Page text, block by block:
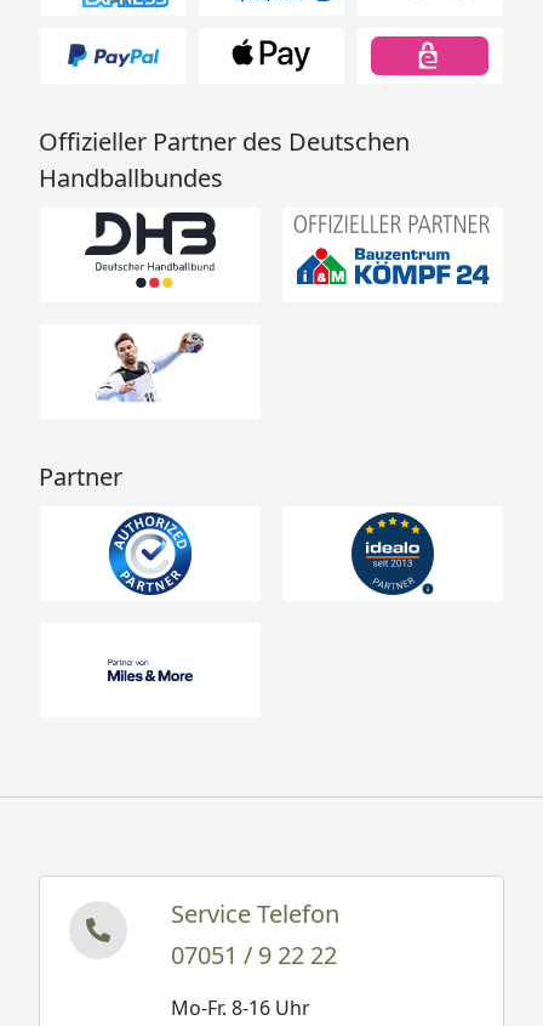
Offizieller Partner des Deutschen
Handballbundes
Partner
Service Telefon
07051 / 9 22 22
Mo-Fr. 8-16 Uhr